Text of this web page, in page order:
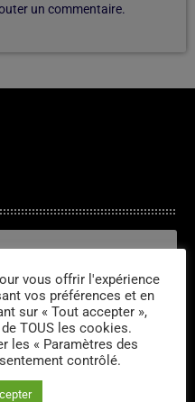
un commentaire.
vous offrir l'expérience
vos préférences et en
sur « Tout accepter »,
TOUS les cookies.
les « Paramètres des
contrôlé.